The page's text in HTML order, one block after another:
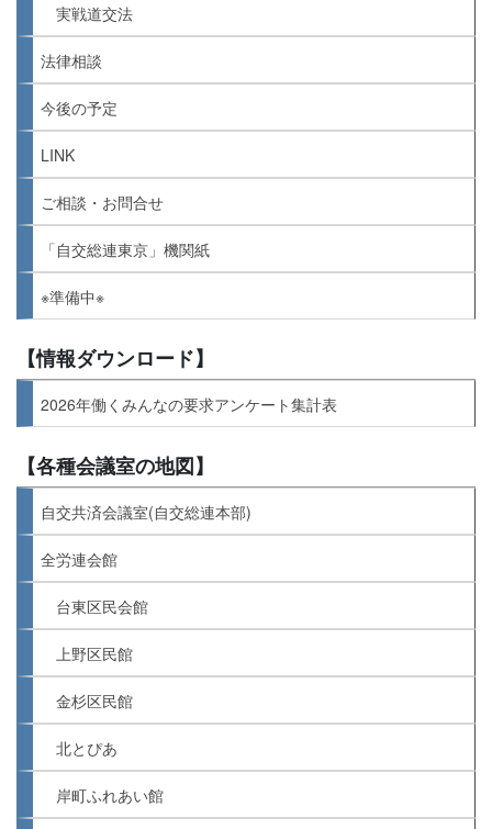
実戦道交法
法律相談
今後の予定
LINK
ご相談・お問合せ
「自交総連東京」機関紙
※準備中※
【情報ダウンロード】
2026年働くみんなの要求アンケート集計表
【各種会議室の地図】
自交共済会議室(自交総連本部)
全労連会館
台東区民会館
上野区民館
金杉区民館
北とぴあ
岸町ふれあい館